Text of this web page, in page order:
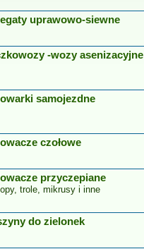
uprawowo-siewne
-wozy asenizacyjne
samojezdne
czołowe
przyczepiane
trole, mikrusy i inne
do zielonek